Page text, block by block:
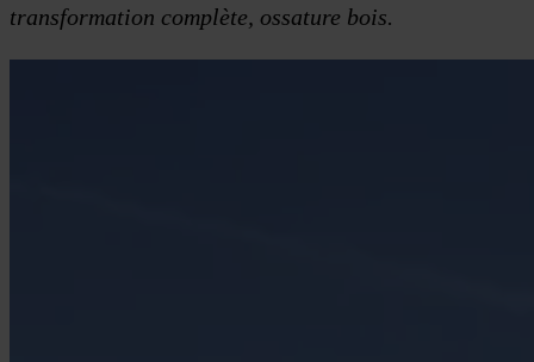
transformation complète, ossature bois.